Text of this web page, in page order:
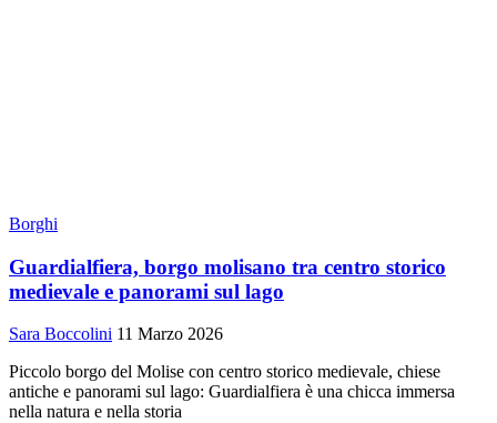
Borghi
Guardialfiera, borgo molisano tra centro storico
medievale e panorami sul lago
Sara Boccolini 11 Marzo 2026
Piccolo borgo del Molise con centro storico medievale, chiese
antiche e panorami sul lago: Guardialfiera è una chicca immersa
nella natura e nella storia